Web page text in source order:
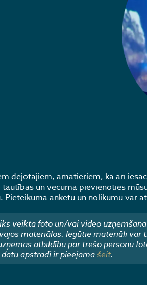
dejotājiem, amatieriem, kā arī
un vecuma pievienoties
anketu un nolikumu var
veikta foto un/vai video
materiālos. Iegūtie materiāli
atbildību par trešo personu
apstrādi ir pieejamašeit.